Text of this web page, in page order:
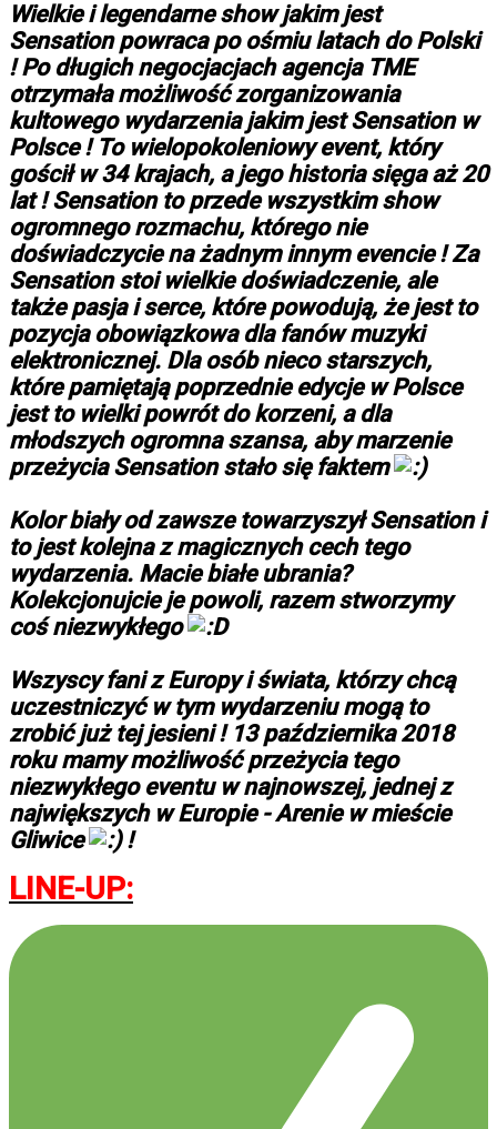
Wielkie i legendarne show jakim jest
Sensation powraca po ośmiu latach do Polski
! Po długich negocjacjach agencja TME
otrzymała możliwość zorganizowania
kultowego wydarzenia jakim jest Sensation w
Polsce ! To wielopokoleniowy event, który
gościł w 34 krajach, a jego historia sięga aż 20
lat ! Sensation to przede wszystkim show
ogromnego rozmachu, którego nie
doświadczycie na żadnym innym evencie ! Za
Sensation stoi wielkie doświadczenie, ale
także pasja i serce, które powodują, że jest to
pozycja obowiązkowa dla fanów muzyki
elektronicznej. Dla osób nieco starszych,
które pamiętają poprzednie edycje w Polsce
jest to wielki powrót do korzeni, a dla
młodszych ogromna szansa, aby marzenie
przeżycia Sensation stało się faktem
Kolor biały od zawsze towarzyszył Sensation i
to jest kolejna z magicznych cech tego
wydarzenia. Macie białe ubrania?
Kolekcjonujcie je powoli, razem stworzymy
coś niezwykłego
Wszyscy fani z Europy i świata, którzy chcą
uczestniczyć w tym wydarzeniu mogą to
zrobić już tej jesieni ! 13 października 2018
roku mamy możliwość przeżycia tego
niezwykłego eventu w najnowszej, jednej z
największych w Europie - Arenie w mieście
Gliwice
!
LINE-UP: